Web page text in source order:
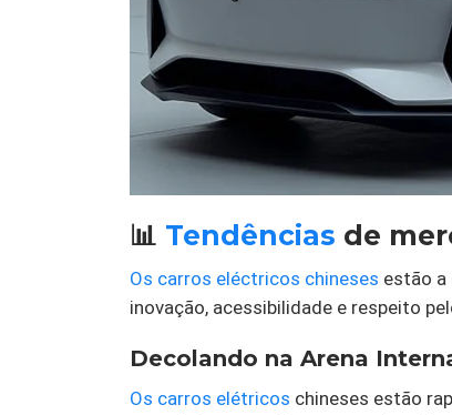
📊 Tendências de
Os carros eléctricos chineses estão
inovação, acessibilidade e respeito
Decolando na Arena
Os carros elétricos chineses estão